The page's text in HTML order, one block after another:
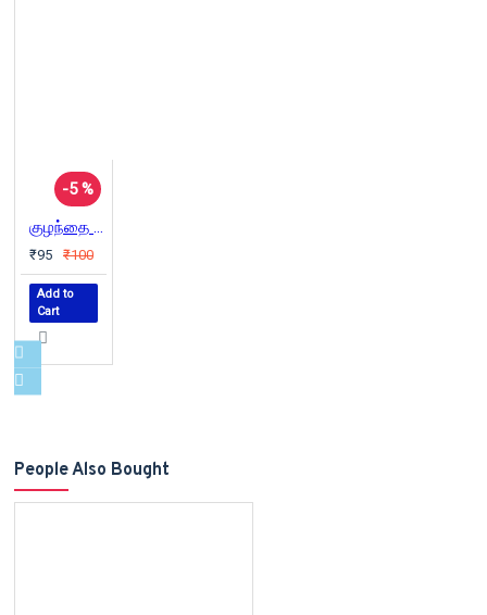
-5 %
குழந்தை அவள் செய்த முதல் தப்பு
₹95 ₹100
Add to
Cart
People Also Bought